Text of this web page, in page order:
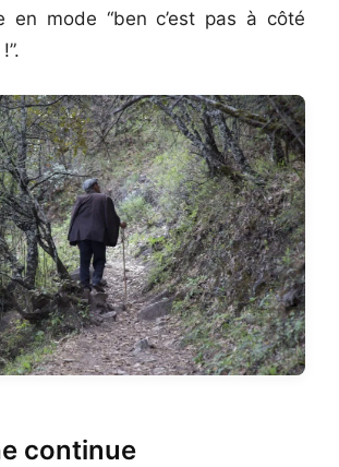
en mode “ben c’est pas à côté
continue